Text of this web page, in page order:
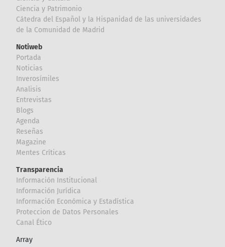
Ciencia y Patrimonio
Cátedra del Español y la Hispanidad de las universidades
de la Comunidad de Madrid
Notiweb
Portada
Noticias
Inverosímiles
Analisis
Entrevistas
Blogs
Agenda
Reseñas
Magazine
Mentes Críticas
Transparencia
Información Institucional
Información Jurídica
Información Económica y Estadística
Proteccion de Datos Personales
Canal Ético
Array